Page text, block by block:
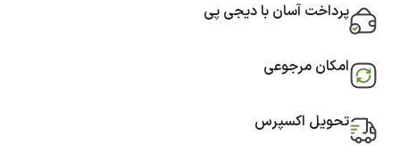
پرداخت آسان با دیجی پی
امکان مرجوعی
تحویل اکسپرس